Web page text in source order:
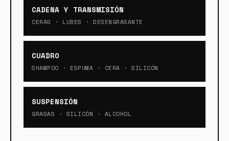
CADENA Y TRANSMISIÓN
CERAS · LUBES · DESENGRASANTE
CUADRO
SHAMPOO · ESPUMA · CERA · SILICÓN
SUSPENSIÓN
GRASAS · SILICÓN · ALCOHOL